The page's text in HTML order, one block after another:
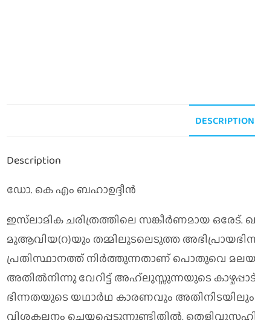
DESCRIPTION
Description
ഡോ. കെ എം ബഹാഉദ്ദീൻ
ഇസ്‌ലാമിക ചരിത്രത്തിലെ സങ്കീര്‍ണമായ ഒരേട്.
മുആവിയ(റ)യും തമ്മിലുടലെടുത്ത
പ്രതിസ്ഥാനത്ത് നിര്‍ത്തുന്നതാണ് പൊതുവെ
അതില്‍നിന്നു വേറിട്ട് അഹ്‌ലുസ്സുന്നയുടെ
ഭിന്നതയുടെ യഥാര്‍ഥ കാരണവും
വിശകലനം ചെയ്യപ്പെടുന്നുണ്ടിതില്‍,